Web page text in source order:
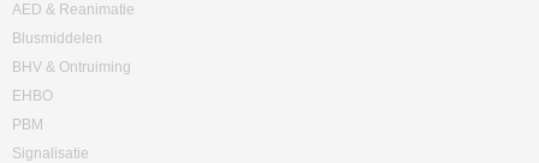
AED & Reanimatie
Blusmiddelen
BHV & Ontruiming
EHBO
PBM
Signalisatie